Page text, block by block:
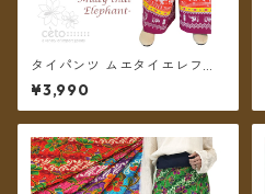
タイパンツ ムエタイエレファ
ント カラフルボーダー 7カラ
ー リゾパン ロング丈【メール
便送料無料】
¥3,990